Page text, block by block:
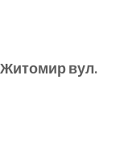
Житомир вул.